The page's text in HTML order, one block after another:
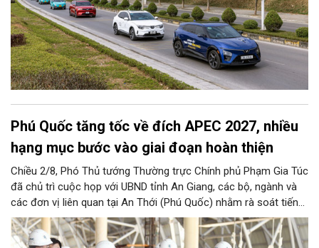
Phú Quốc tăng tốc về đích APEC 2027, nhiều
hạng mục bước vào giai đoạn hoàn thiện
Chiều 2/8, Phó Thủ tướng Thường trực Chính phủ Phạm Gia Túc
đã chủ trì cuộc họp với UBND tỉnh An Giang, các bộ, ngành và
các đơn vị liên quan tại An Thới (Phú Quốc) nhằm rà soát tiến
độ triển khai các dự án hạ tầng phục vụ sự kiện đối ngoại lớn
nhất của Việt Nam - APEC 2027.